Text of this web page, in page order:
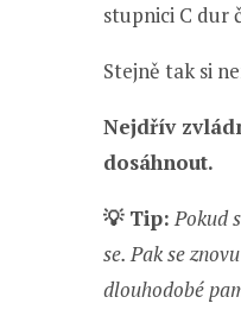
stupnici C dur
Stejně tak si
Nejdřív
dosáhnout.
💡 Tip: Pokud
se. Pak se
dlouhodobé